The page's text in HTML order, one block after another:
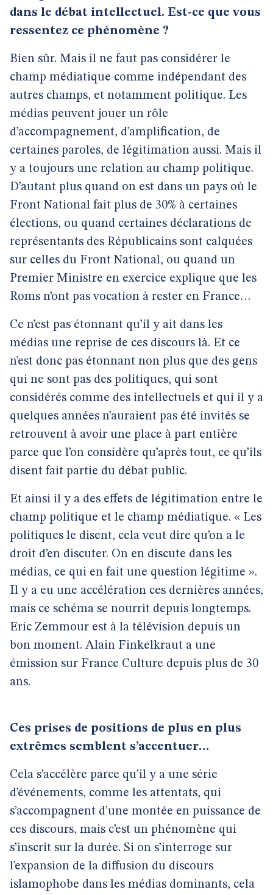
dans le débat intellectuel. Est-ce que vous
ressentez ce phénomène ?
Bien sûr. Mais il ne faut pas considérer le
champ médiatique comme indépendant des
autres champs, et notamment politique. Les
médias peuvent jouer un rôle
d’accompagnement, d’amplification, de
certaines paroles, de légitimation aussi. Mais il
y a toujours une relation au champ politique.
D’autant plus quand on est dans un pays où le
Front National fait plus de 30% à certaines
élections, ou quand certaines déclarations de
représentants des Républicains sont calquées
sur celles du Front National, ou quand un
Premier Ministre en exercice explique que les
Roms n’ont pas vocation à rester en France…
Ce n’est pas étonnant qu’il y ait dans les
médias une reprise de ces discours là. Et ce
n’est donc pas étonnant non plus que des gens
qui ne sont pas des politiques, qui sont
considérés comme des intellectuels et qui il y a
quelques années n’auraient pas été invités se
retrouvent à avoir une place à part entière
parce que l’on considère qu’après tout, ce qu’ils
disent fait partie du débat public.
Et ainsi il y a des effets de légitimation entre le
champ politique et le champ médiatique. « Les
politiques le disent, cela veut dire qu’on a le
droit d’en discuter. On en discute dans les
médias, ce qui en fait une question légitime ».
Il y a eu une accélération ces dernières années,
mais ce schéma se nourrit depuis longtemps.
Eric Zemmour est à la télévision depuis un
bon moment. Alain Finkelkraut a une
émission sur France Culture depuis plus de 30
ans.
Ces prises de positions de plus en plus
extrêmes semblent s’accentuer…
Cela s’accélère parce qu’il y a une série
d’événements, comme les attentats, qui
s’accompagnent d’une montée en puissance de
ces discours, mais c’est un phénomène qui
s’inscrit sur la durée. Si on s’interroge sur
l’expansion de la diffusion du discours
islamophobe dans les médias dominants, cela